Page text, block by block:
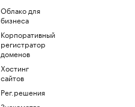
Облако для
бизнеса
Корпоративный
регистратор
доменов
Хостинг
сайтов
Рег.решения